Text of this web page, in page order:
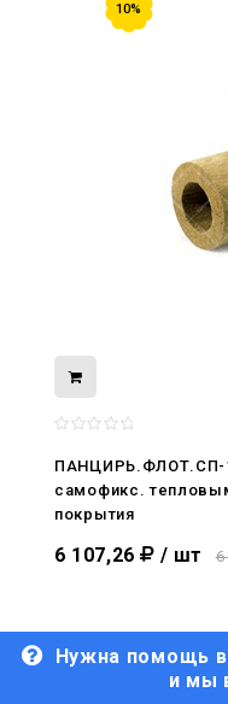
10%
ПАНЦИРЬ.ФЛОТ.СП-
самофикс.
покрытия
6 107,26 / шт 6
Нужна помощь
и мы
нами